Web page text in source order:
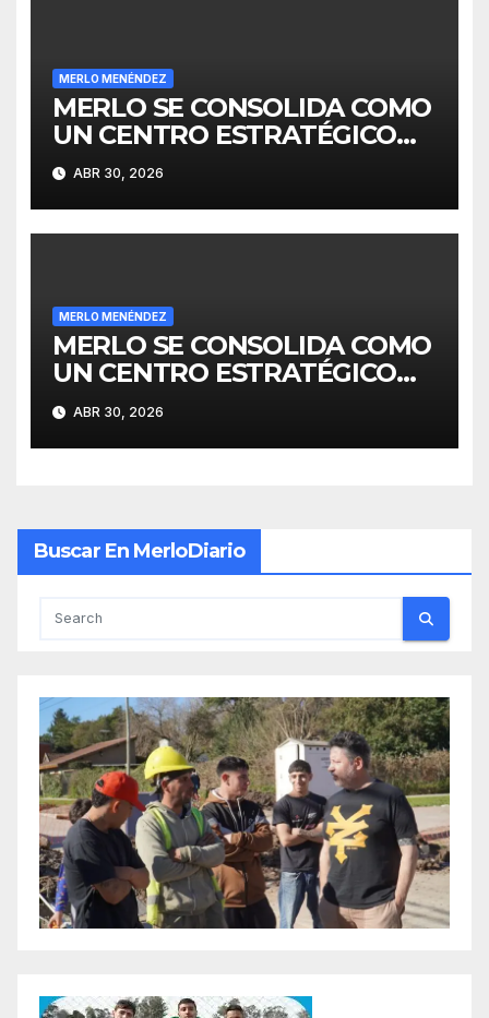
MERLO MENÉNDEZ
MERLO SE CONSOLIDA COMO
UN CENTRO ESTRATÉGICO
PARA EL DESARROLLO DE
INVERSIONES
ABR 30, 2026
MERLO MENÉNDEZ
MERLO SE CONSOLIDA COMO
UN CENTRO ESTRATÉGICO
PARA EL DESARROLLO DE
INVERSIONES
ABR 30, 2026
Buscar En MerloDiario